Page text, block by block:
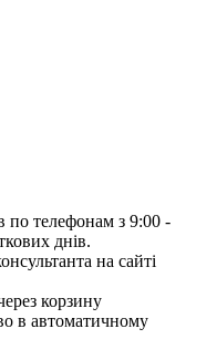
по телефонам з 9:00 -
днів.
на сайті
корзину
в автоматичному